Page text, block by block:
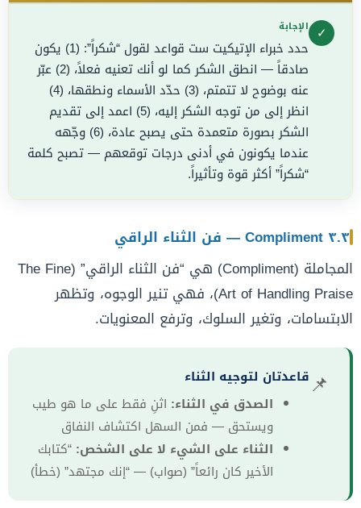
✓ الإجابة
حدد خبراء الإتيكيت ست قواعد لقول “شكراً”: (1) يكون
صادقاً — انطق الشكر كما لو أنك تعنيه فعلاً، (2) عبّر
عنه بوضوح لا تتمتم، (3) حدّد الأسماء ونطقها، (4)
انظر إلى من توجه الشكر إليه، (5) اعمد إلى تقديم
الشكر بصورة متعمدة حتى يصبح عادة، (6) وجّهه
عندما يكونون في أدنى درجات توقعهم — تصبح كلمة
“شكراً” أكثر قوة وتأثيراً.
٣.٣ Compliment — فن الثناء الراقي
المجاملة (Compliment) هي “فن الثناء الراقي” (The Fine
Art of Handling Praise)، فهي تنير الوجوه، وتظهر
الابتسامات، وتغير السلوك، وترفع المعنويات.
📌قاعدتان لتوجيه الثناء
الصدق في الثناء: اثنِ فقط على ما هو طيب
ويستحق — فمن السهل اكتشاف النفاق
الثناء على الشيء لا على الشخص: “كتابك
الأخير كان رائعاً” (صواب) — “إنك مجتهد” (خطأ)